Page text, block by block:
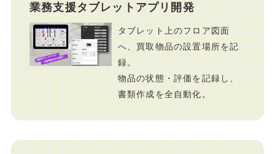
業務支援タブレットアプリ開発
タブレット上のフロア図面
へ、買取物品の設置場所を記
録。
物品の状態・評価を記録し、
書類作成を全自動化。